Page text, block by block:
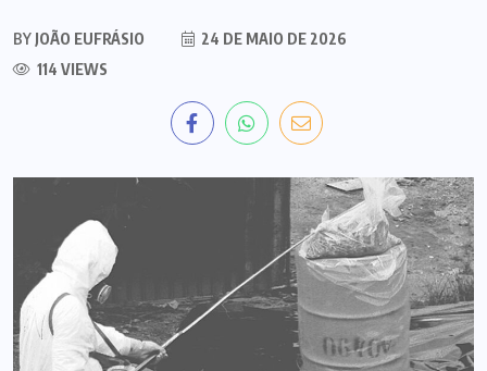
BY JOÃO EUFRÁSIO
24 DE MAIO DE 2026
114 VIEWS